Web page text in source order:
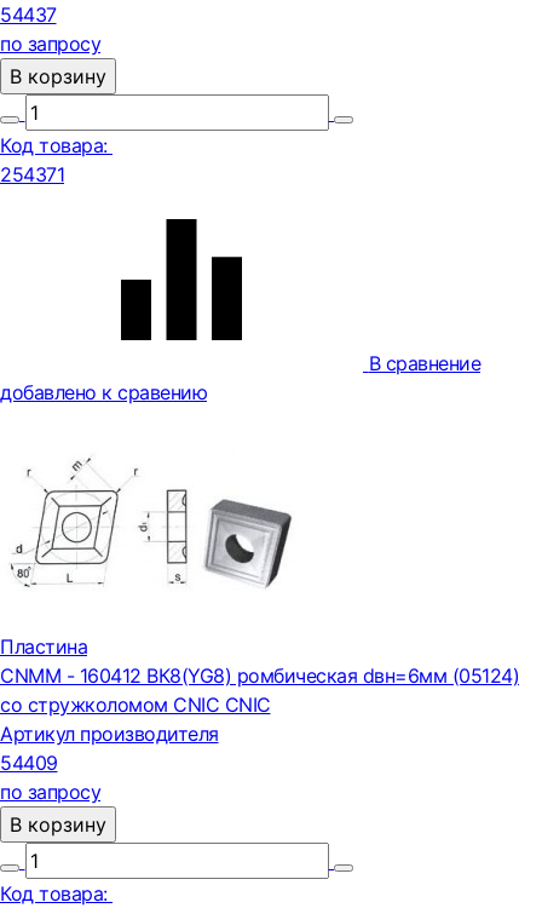
54437
по запросу
В корзину
Код товара:
254371
В сравнение
добавлено к сравению
Пластина
CNMM - 160412 ВК8(YG8) ромбическая dвн=6мм (05124)
со стружколомом CNIC CNIC
Артикул производителя
54409
по запросу
В корзину
Код товара: